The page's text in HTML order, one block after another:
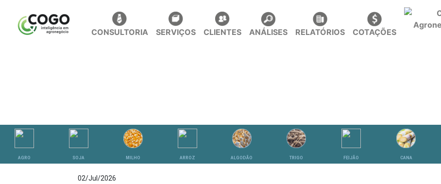
CONSULTORIA SERVIÇOS CLIENTES ANÁLISES RELATÓRIOS COTAÇÕES
AGRO SOJA MILHO ARROZ ALGODÃO TRIGO FEIJÃO CANA
02/Jul/2026